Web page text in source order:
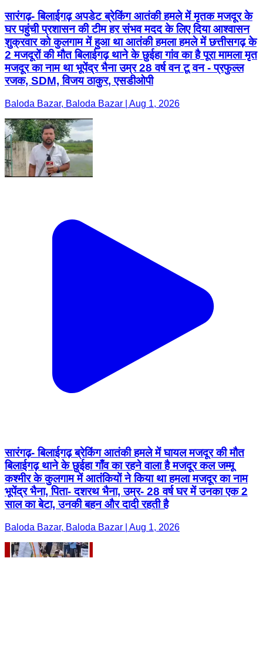
सारंगढ़- बिलाईगढ़ अपडेट ब्रेकिंग आतंकी हमले में मृतक मजदूर के
घर पहुंची प्रशासन की टीम हर संभव मदद के लिए दिया आश्वासन
शुक्रवार को कुलगाम में हुआ था आतंकी हमला हमले में छत्तीसगढ़ के
2 मजदूरों की मौत बिलाईगढ़ थाने के छुईहा गांव का है पूरा मामला मृत
मजदूर का नाम था भूपेंद्र भैना उम्र 28 वर्ष वन टू वन - प्रफुल्ल
रजक, SDM, विजय ठाकुर, एसडीओपी
Baloda Bazar, Baloda Bazar | Aug 1, 2026
सारंगढ़- बिलाईगढ़ ब्रेकिंग आतंकी हमले में घायल मजदूर की मौत
बिलाईगढ़ थाने के छुईहा गाँव का रहने वाला है मजदूर कल जम्मू
कश्मीर के कुलगाम में आतंकियों ने किया था हमला मजदूर का नाम
भूपेंद्र भैना, पिता- दशरथ भैना, उम्र- 28 वर्ष घर में उनका एक 2
साल का बेटा, उनकी बहन और दादी रहती है
Baloda Bazar, Baloda Bazar | Aug 1, 2026